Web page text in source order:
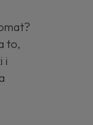
to,
i